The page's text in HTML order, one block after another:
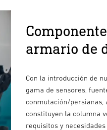
armario de
Con la introducción de
gama de sensores,
conmutación/persianas,
constituyen la columna
requisitos y